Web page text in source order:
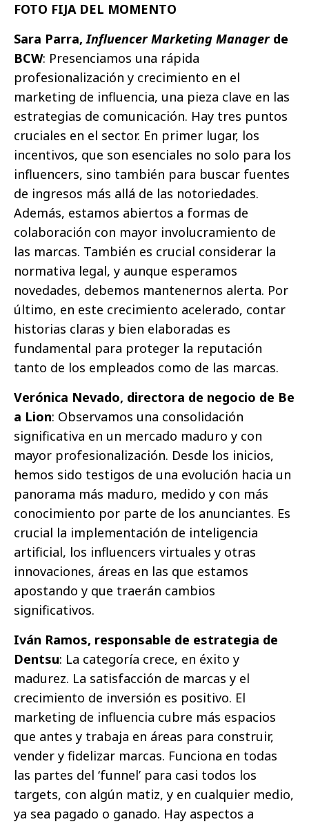
FOTO FIJA DEL MOMENTO
Sara Parra,Influencer Marketing Manager de
BCW: Presenciamos una rápida
profesionalización y crecimiento en el
marketing de influencia, una pieza clave en las
estrategias de comunicación. Hay tres puntos
cruciales en el sector. En primer lugar, los
incentivos, que son esenciales no solo para los
influencers, sino también para buscar fuentes
de ingresos más allá de las notoriedades.
Además, estamos abiertos a formas de
colaboración con mayor involucramiento de
las marcas. También es crucial considerar la
normativa legal, y aunque esperamos
novedades, debemos mantenernos alerta. Por
último, en este crecimiento acelerado, contar
historias claras y bien elaboradas es
fundamental para proteger la reputación
tanto de los empleados como de las marcas.
Verónica Nevado, directora de negocio de Be
a Lion: Observamos una consolidación
significativa en un mercado maduro y con
mayor profesionalización. Desde los inicios,
hemos sido testigos de una evolución hacia un
panorama más maduro, medido y con más
conocimiento por parte de los anunciantes. Es
crucial la implementación de inteligencia
artificial, los influencers virtuales y otras
innovaciones, áreas en las que estamos
apostando y que traerán cambios
significativos.
Iván Ramos, responsable de estrategia de
Dentsu: La categoría crece, en éxito y
madurez. La satisfacción de marcas y el
crecimiento de inversión es positivo. El
marketing de influencia cubre más espacios
que antes y trabaja en áreas para construir,
vender y fidelizar marcas. Funciona en todas
las partes del ‘funnel’ para casi todos los
targets, con algún matiz, y en cualquier medio,
ya sea pagado o ganado. Hay aspectos a